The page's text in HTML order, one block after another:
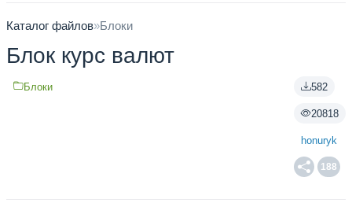
Каталог файлов»Блоки
Блок курс валют
582
20818
honuryk
188
Блоки